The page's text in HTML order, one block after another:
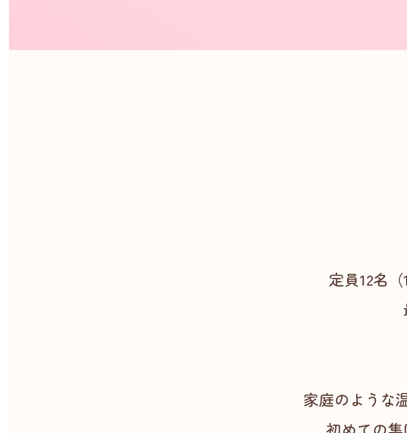
定員12名
家庭のような